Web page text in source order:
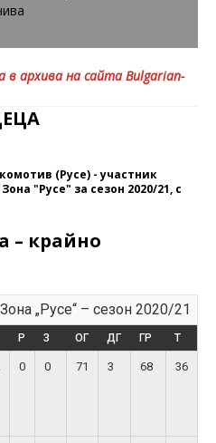
в архива на сайта Bulgarian-
(Русе) - участник
"Русе" за сезон 2020/21, с
– крайно
„Русе“ – сезон 2020/21
Р З ОГ ДГ ГР Т
0 0 71 3 68 36